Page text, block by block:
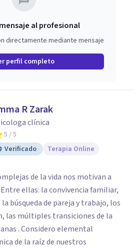
al profesional
directamente mediante mensaje
perfil completo
R Zarak
clínica
5 / 5
Verificado
Terapia Online
de la vida nos motivan a
ellas: la convivencia familiar,
búsqueda de pareja y trabajo, los
las múltiples transiciones de la
de la raíz de nuestros